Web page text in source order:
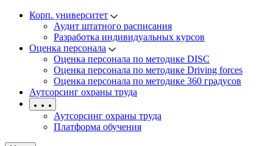
Корп. университет
Аудит штатного расписания
Разработка индивидуальных курсов
Оценка персонала
Оценка персонала по методике DISC
Оценка персонала по методике Driving forces
Оценка персонала по методике 360 градусов
Аутсорсинг охраны труда
Аутсорсинг охраны труда
Платформа обучения